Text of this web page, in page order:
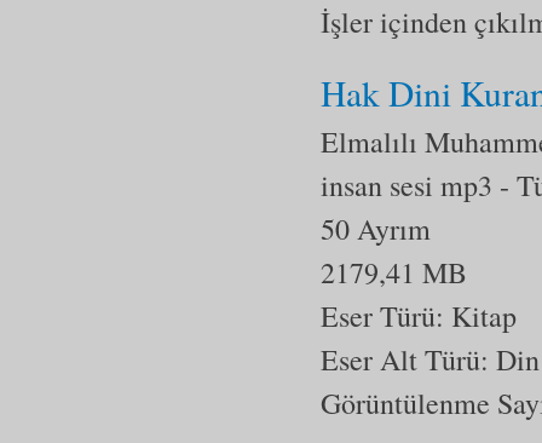
İşler içinden
Hak Dini
Elmalılı
insan sesi mp3 -
50 Ayrım
2179,41 MB
Eser Türü: Kitap
Eser Alt Türü: Din
Görüntülenme